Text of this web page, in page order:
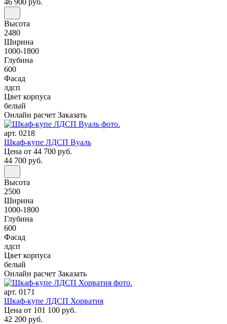
Высота
2480
Ширина
1000-1800
Глубина
600
Фасад
лдсп
Цвет корпуса
белый
Онлайн расчет Заказать
арт. 0218
Шкаф-купе ЛДСП Вуаль
Цена от 44 700 руб.
44 700 руб.
Высота
2500
Ширина
1000-1800
Глубина
600
Фасад
лдсп
Цвет корпуса
белый
Онлайн расчет Заказать
арт. 0171
Шкаф-купе ЛДСП Хорватия
Цена от 101 100 руб.
42 200 руб.